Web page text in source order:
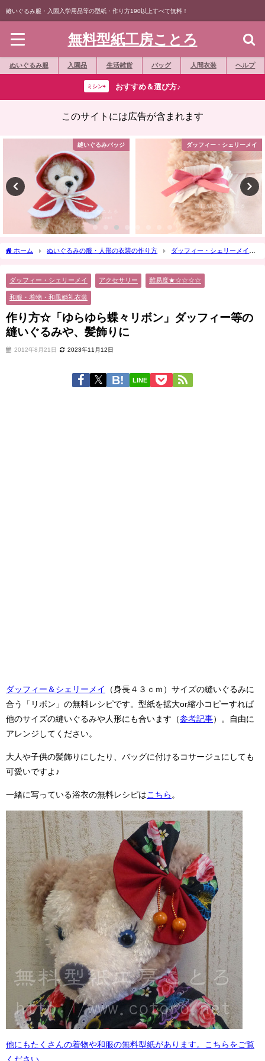
縫いぐるみ服・入園入学用品等の型紙・作り方190以上すべて無料！
無料型紙工房ことろ
ぬいぐるみ服 入園品 生活雑貨 バッグ 人間衣装 ヘルプ
ミシン⇨ おすすめ＆選び方♪
このサイトには広告が含まれます
縫いぐるみバッジ ダッフィー・シェリーメイ
ホーム ぬいぐるみの服・人形の衣装の作り方
ダッフィー・シェリーメイ
ダッフィー・シェリーメイ アクセサリー 難易度★☆☆☆☆
和服・着物・和風婚礼衣装
作り方☆「ゆらゆら蝶々リボン」ダッフィー等の
縫いぐるみや、髪飾りに
2012年8月21日 2023年11月12日
LINE
ダッフィー＆シェリーメイ
（身長４３ｃｍ）サイズの縫いぐるみに
合う「リボン」の無料レシピです。型紙を拡大or縮小コピーすれば
他のサイズの縫いぐるみや人形にも合います（参考記事）。自由に
アレンジしてください。
大人や子供の髪飾りにしたり、バッグに付けるコサージュにしても
可愛いですよ♪
一緒に写っている浴衣の無料レシピは こちら 。
他にもたくさんの着物や和服の無料型紙があります。こちらをご覧
ください。